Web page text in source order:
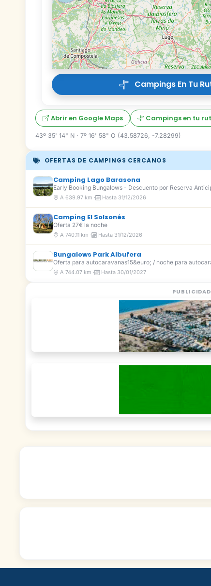
Campings En Tu
Abrir en Google Maps Campings en tu
43º 35' 14" N · 7º 16' 58" O (43.58726, -7.28299)
OFERTAS DE CAMPINGS CERCANOS
Camping Lago Barasona
Early Booking Bungalows - Descuento por Reserva
A 639.97 km · Hasta 31/12/2026
Camping El Solsonés
Oferta 27€ la noche
A 740.11 km · Hasta 31/12/2026
Bungalows Park Albufera
Oferta para autocaravanas15&euro; / noche para
A 744.07 km · Hasta 30/01/2027
PUBLICIDAD